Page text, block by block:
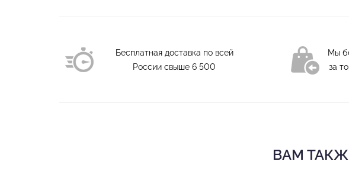
Бесплатная доставка по всей
России свыше 6 500
Мы
за
ВАМ